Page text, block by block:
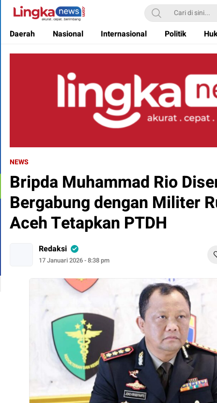
Lingkanews
Akurat. Cepat & Berimbang
Daerah Nasional Internasional Politik
NEWS
Bripda Muhammad Rio
Bergabung dengan Militer
Aceh Tetapkan PTDH
Redaksi
17 Januari 2026 - 8:38 pm